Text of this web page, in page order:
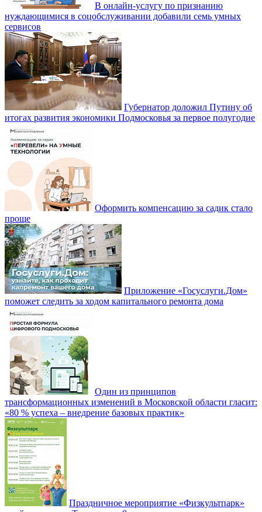
В онлайн-услугу по признанию
нуждающимися в соцобслуживании добавили семь умных
сервисов
Губернатор доложил Путину об
итогах развития экономики Подмосковья за первое полугодие
Оформить компенсацию за садик стало
проще
Приложение «Госуслуги.Дом»
поможет следить за ходом капитального ремонта дома
Один из принципов
трансформационных изменений в Московской области гласит:
«80 % успеха – внедрение базовых практик»
Праздничное мероприятие «Физкультпарк»